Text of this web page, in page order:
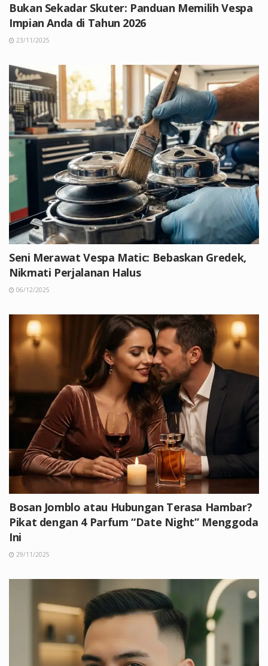
Bukan Sekadar Skuter: Panduan Memilih Vespa
Impian Anda di Tahun 2026
23/11/2025
Seni Merawat Vespa Matic: Bebaskan Gredek,
Nikmati Perjalanan Halus
06/12/2025
Bosan Jomblo atau Hubungan Terasa Hambar?
Pikat dengan 4 Parfum “Date Night” Menggoda
Ini
29/11/2025